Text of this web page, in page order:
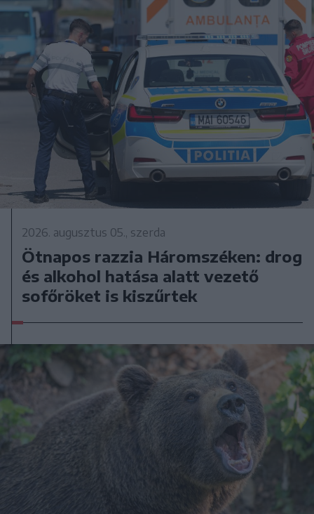
2026. augusztus 05., szerda
Ötnapos razzia Háromszéken: drog
és alkohol hatása alatt vezető
sofőröket is kiszűrtek